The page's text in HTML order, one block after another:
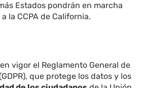
Estados pondrán en marcha
la CCPA de California.
vigor el Reglamento General de
que protege los datos y los